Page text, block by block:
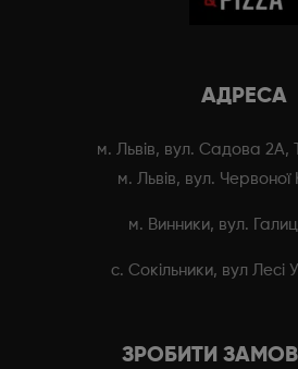
АДРЕСА
м. Львів, вул. Садова 2А,
м. Львів, вул. Червоної
м. Винники, вул.
с. Сокільники, вул Лесі
ЗРОБИТИ